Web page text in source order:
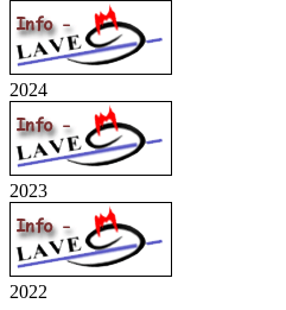
2024
2023
2022